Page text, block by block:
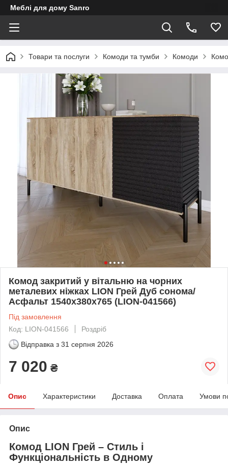
Меблі для дому Sanro
Товари та послуги Комоди та тумби Комоди
Комод закритий у вітальню на чорних
металевих ніжках LION Грей Дуб сонома/
Асфальт 1540x380x765 (LION-041566)
Під замовлення
Код: LION-041566
Роздріб
Відправка з 31 серпня 2026
7 020 ₴
Опис Характеристики Доставка Оплата Умови
Опис
Комод LION Грей – Стиль і
Функціональність в Одному